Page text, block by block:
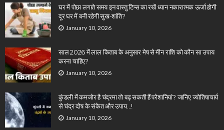
घर में पोछा लगाते समय इन वास्तु टिप्स का रखें ध्यान नकारात्मक ऊर्जा होगी
दूर घर में बनी रहेगी सुख-शांति?
January 10, 2026
साल 2026 में लाल किताब के अनुसार मेष से मीन राशि को कौन सा उपाय
करना चाहिए?
January 10, 2026
कुंडली में कमजोर है चंद्रमा तो बढ़ सकती हैं परेशानियां? जानिए ज्योतिषाचार्य
से चंद्र दोष के संकेत और उपाय…!
January 10, 2026